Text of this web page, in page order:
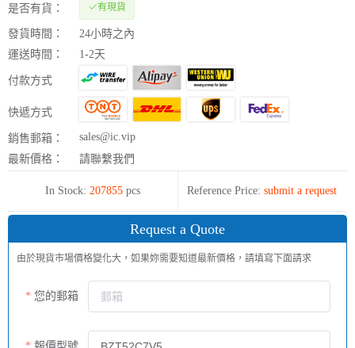
是否有貨： 有現貨
發貨時間：
24小時之內
運送時間：
1-2天
付款方式
快遞方式
銷售郵箱：
sales@ic.vip
最新價格：
請聯繫我們
In Stock: 207855 pcs Reference Price: submit a request
Request a Quote
由於現貨市場價格變化大，如果妳需要知道最新價格，請填寫下面請求
您的郵箱